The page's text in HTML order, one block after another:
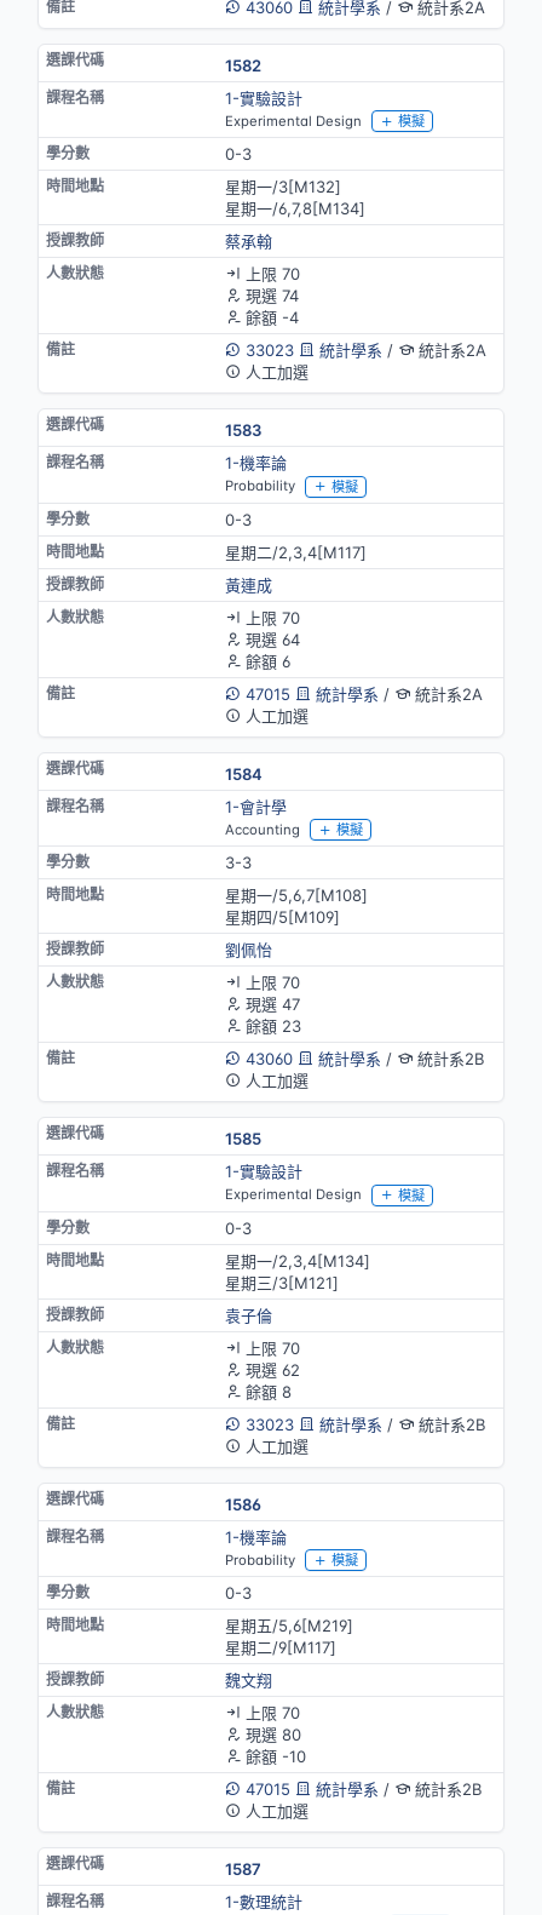
43060 統計學系 / 統計系2A
1582
1-實驗設計
Experimental Design 模擬
0-3
星期一/3[M132]
星期一/6,7,8[M134]
蔡承翰
上限 70
現選 74
餘額 -4
33023
統計學系 /
統計系2A
人工加選
1583
1-機率論
Probability 模擬
0-3
星期二/2,3,4[M117]
黃連成
上限 70
現選 64
餘額 6
47015
統計學系 /
統計系2A
人工加選
1584
1-會計學
Accounting 模擬
3-3
星期一/5,6,7[M108]
星期四/5[M109]
劉佩怡
上限 70
現選 47
餘額 23
43060
統計學系 /
統計系2B
人工加選
1585
1-實驗設計
Experimental Design 模擬
0-3
星期一/2,3,4[M134]
星期三/3[M121]
袁子倫
上限 70
現選 62
餘額 8
33023
統計學系 /
統計系2B
人工加選
1586
1-機率論
Probability 模擬
0-3
星期五/5,6[M219]
星期二/9[M117]
魏文翔
上限 70
現選 80
餘額 -10
47015
統計學系 /
統計系2B
人工加選
1587
1-數理統計